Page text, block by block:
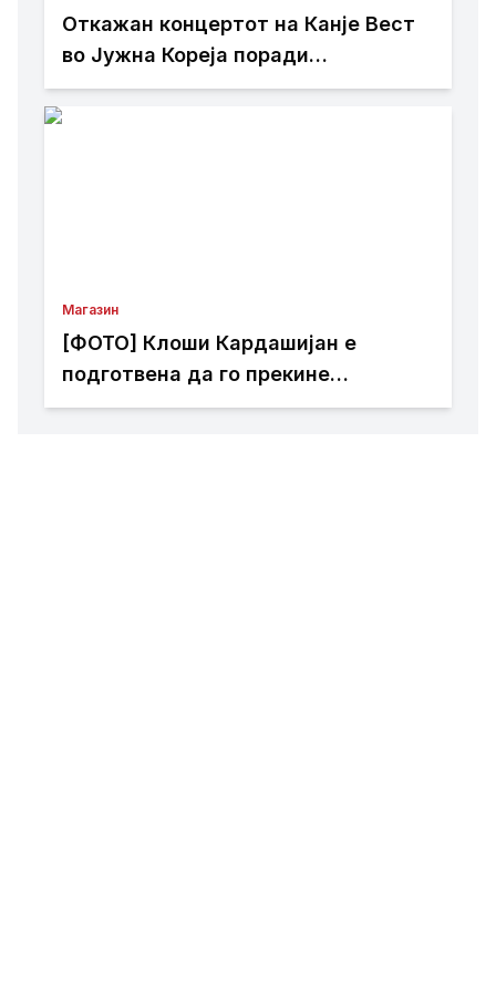
Откажан концертот на Канје Вест
во Јужна Кореја поради
контроверзии
Магазин
[ФОТО] Клоши Кардашијан е
подготвена да го прекине
целибатот само за еден маж: Го